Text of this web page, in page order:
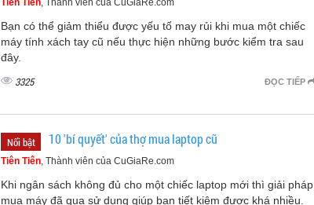
Tiên Tiên, Thành viên của CuGiaRe.com
Bạn có thể giảm thiểu được yếu tố may rủi khi mua một chiếc
máy tính xách tay cũ nếu thực hiện những bước kiểm tra sau
đây.
ĐỌC TIẾP
3325
Nổi bật 10 'bí quyết' của thợ mua laptop cũ
Tiên Tiên, Thành viên của CuGiaRe.com
Khi ngân sách không đủ cho một chiếc laptop mới thì giải pháp
mua máy đã qua sử dụng giúp bạn tiết kiệm được khá nhiều.